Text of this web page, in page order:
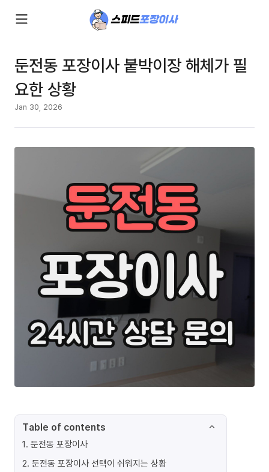
둔전동 포장이사 붙박이장 해체가 필
요한 상황
Jan 30, 2026
Table of contents
1. 둔전동 포장이사
2. 둔전동 포장이사 선택이 쉬워지는 상황